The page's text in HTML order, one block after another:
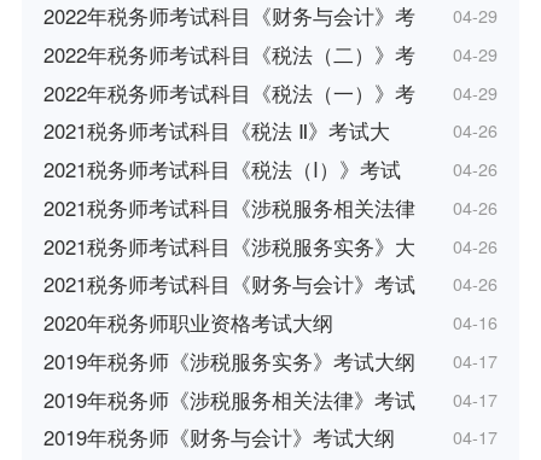
2022年税务师考试科目《财务与会计》考 04-29
2022年税务师考试科目《税法（二）》考 04-29
2022年税务师考试科目《税法（一）》考 04-29
2021税务师考试科目《税法 Ⅱ》考试大 04-26
2021税务师考试科目《税法（I）》考试 04-26
2021税务师考试科目《涉税服务相关法律 04-26
2021税务师考试科目《涉税服务实务》大 04-26
2021税务师考试科目《财务与会计》考试 04-26
2020年税务师职业资格考试大纲 04-16
2019年税务师《涉税服务实务》考试大纲 04-17
2019年税务师《涉税服务相关法律》考试 04-17
2019年税务师《财务与会计》考试大纲 04-17